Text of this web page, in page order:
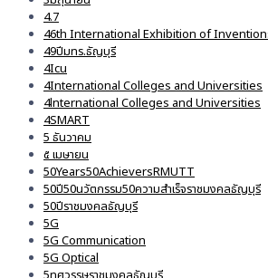
4.7
46th International Exhibition of
49ปีมทร.ธัญบุรี
4Icu
4International Colleges and Universities
4lnternational Colleges and Universities
4SMART
5 ธันวาคม
๕ เมษายน
50Years50AchieversRMUTT
50ปี50นวัตกรรม50ความสำเร็จราชมงคลธัญบุรี
50ปีราชมงคลธัญบุรี
5G
5G Communication
5G Optical